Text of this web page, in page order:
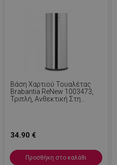
Βάση Χαρτιού Τουαλέτας
Brabantia ReNew 1003473,
Τριπλή, Ανθεκτική Στη
34.90 €
Προσθήκη στο καλάθι